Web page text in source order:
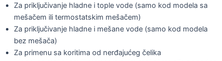
Za priključivanje hladne i tople vode (samo kod modela sa
mešačem ili termostatskim mešačem)
Za priključivanje hladne i mešane vode (samo kod modela
bez mešača)
Za primenu sa koritima od nerđajućeg čelika